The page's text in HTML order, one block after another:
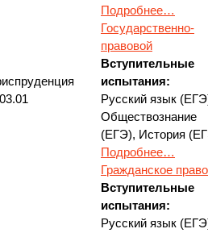
Подробнее…
Государственно-
правовой
Вступительные
испытания:
Русский язык
Обществознание
(ЕГЭ), История
Подробнее…
Гражданское право
Вступительные
испытания:
Русский язык